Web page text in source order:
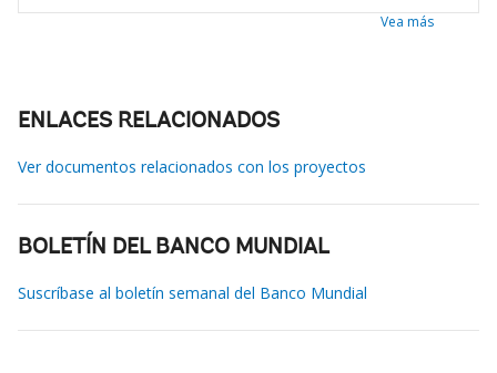
Vea más
ENLACES RELACIONADOS
Ver documentos relacionados con los proyectos
BOLETÍN DEL BANCO MUNDIAL
Suscríbase al boletín semanal del Banco Mundial